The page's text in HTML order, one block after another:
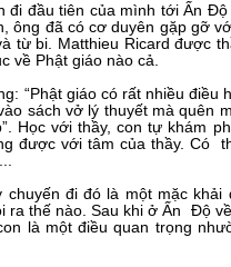
đi đầu tiên của mình tới Ấn
ông đã có cơ duyên gặp gỡ
từ bi. Matthieu Ricard được
về Phật giáo nào cả.
“Phật giáo có rất nhiều điều
sách vở lý thuyết mà quên
Học với thầy, con tự khám
được với tâm của thầy. Có
đi đó là một mặc khải
ra thế nào. Sau khi ở Ấn Độ
là một điều quan trọng